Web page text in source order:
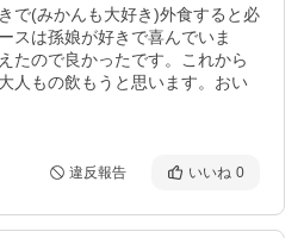
で(みかんも大好き)外食すると必
スは孫娘が好きで喜んでいま
たので良かったです。これから
人もの飲もうと思います。おい
違反報告 いいね 0